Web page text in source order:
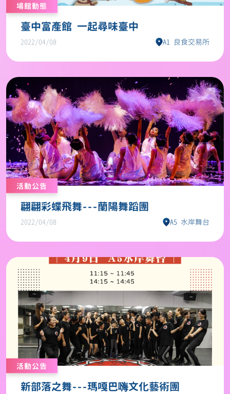
場館動態
臺中富產館 一起尋味臺中
2022/04/08 A1 良食交易所
活動公告
翩翩彩蝶飛舞---蘭陽舞蹈團
2022/04/08 A5 水岸舞台
活動公告
新部落之舞---瑪嘎巴嗨文化藝術團